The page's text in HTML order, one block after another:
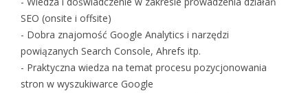
SEO (onsite i offsite)
- Dobra znajomość Google Analytics i narzędzi
powiązanych Search Console, Ahrefs itp.
- Praktyczna wiedza na temat procesu pozycjonowania
stron w wyszukiwarce Google